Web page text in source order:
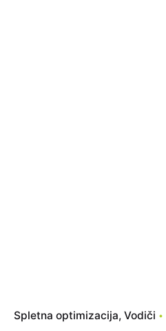
Spletna optimizacija Vodiči